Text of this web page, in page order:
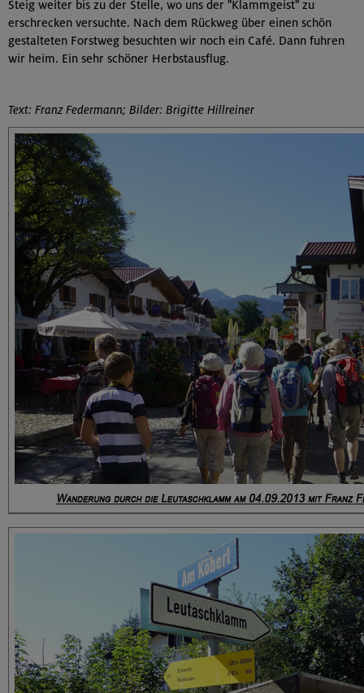
Steig weiter bis zu der Stelle, wo uns der "Klammgeist" zu
erschrecken versuchte. Nach dem Rückweg über einen schön
gestalteten Forstweg besuchten wir noch ein Café. Dann fuhren
wir heim. Ein sehr schöner Herbstausflug.
Text: Franz Federmann; Bilder: Brigitte Hillreiner